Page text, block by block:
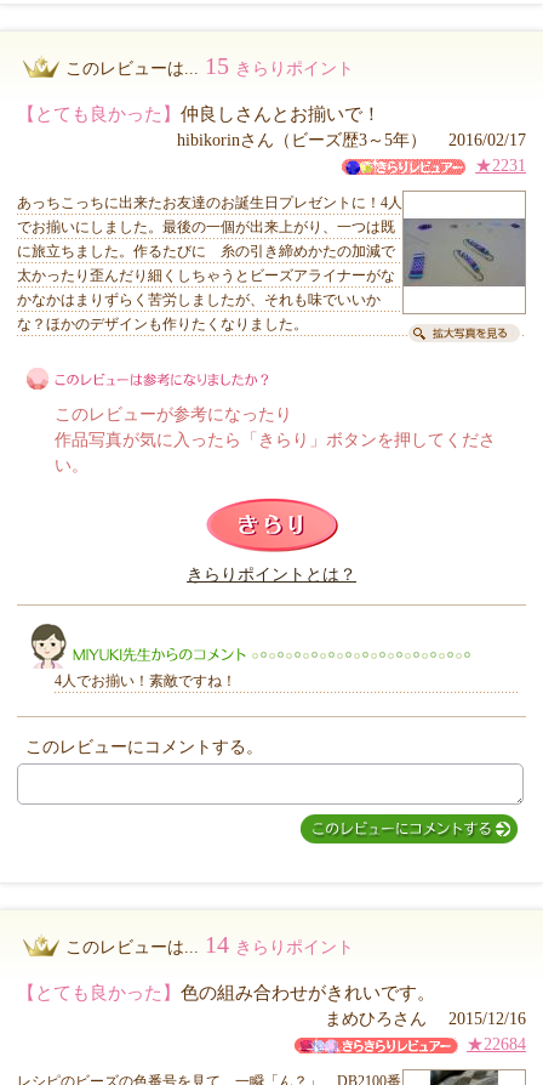
このレビューは... 15 きらりポイント
【とても良かった】 仲良しさんとお揃いで！
hibikorinさん（ビーズ歴3～5年） 2016/02/17
★2231
あっちこっちに出来たお友達のお誕生日プレゼントに！4人
でお揃いにしました。最後の一個が出来上がり、一つは既
に旅立ちました。作るたびに 糸の引き締めかたの加減で
太かったり歪んだり細くしちゃうとビーズアライナーがな
かなかはまりずらく苦労しましたが、それも味でいいか
な？ほかのデザインも作りたくなりました。
このレビューは参考になりましたか？
このレビューが参考になったり
作品写真が気に入ったら「きらり」ボタンを押してくださ
い。
きらり
きらりポイントとは？
MIYUKI先生からのコメント
4人でお揃い！素敵ですね！
このレビューにコメントする。
このレビューは... 14 きらりポイント
【とても良かった】 色の組み合わせがきれいです。
まめひろさん 2015/12/16
★22684
レシピのビーズの色番号を見て、一瞬「ん？」、DB2100番